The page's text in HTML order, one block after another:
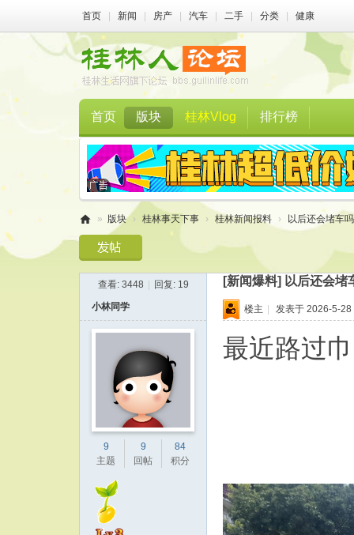
首页 新闻 房产 汽车 二手 分类 健康
首页 版块 桂林Vlog 排行榜
林
» 版块 › 桂林事天下事 › 桂林新闻报料 › 以后还会堵车
查看: 3448 回复: 19 [新闻爆料] 以后还会堵
小林同学
9
主题
9
回帖
84
积分
楼主 | 发表于 2026-5-
最近路过